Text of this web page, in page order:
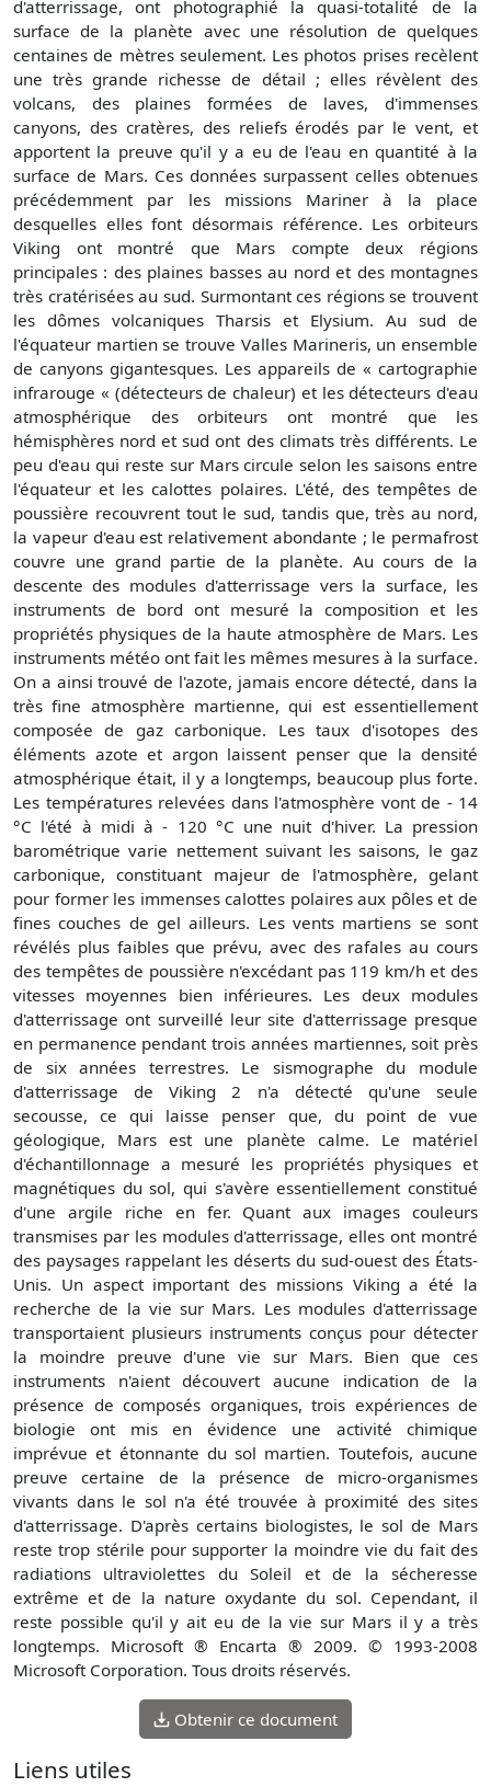
d'atterrissage, ont photographié la quasi-totalité de la
surface de la planète avec une résolution de quelques
centaines de mètres seulement. Les photos prises recèlent
une très grande richesse de détail ; elles révèlent des
volcans, des plaines formées de laves, d'immenses
canyons, des cratères, des reliefs érodés par le vent, et
apportent la preuve qu'il y a eu de l'eau en quantité à la
surface de Mars. Ces données surpassent celles obtenues
précédemment par les missions Mariner à la place
desquelles elles font désormais référence. Les orbiteurs
Viking ont montré que Mars compte deux régions
principales : des plaines basses au nord et des montagnes
très cratérisées au sud. Surmontant ces régions se trouvent
les dômes volcaniques Tharsis et Elysium. Au sud de
l'équateur martien se trouve Valles Marineris, un ensemble
de canyons gigantesques. Les appareils de « cartographie
infrarouge « (détecteurs de chaleur) et les détecteurs d'eau
atmosphérique des orbiteurs ont montré que les
hémisphères nord et sud ont des climats très différents. Le
peu d'eau qui reste sur Mars circule selon les saisons entre
l'équateur et les calottes polaires. L'été, des tempêtes de
poussière recouvrent tout le sud, tandis que, très au nord,
la vapeur d'eau est relativement abondante ; le permafrost
couvre une grand partie de la planète. Au cours de la
descente des modules d'atterrissage vers la surface, les
instruments de bord ont mesuré la composition et les
propriétés physiques de la haute atmosphère de Mars. Les
instruments météo ont fait les mêmes mesures à la surface.
On a ainsi trouvé de l'azote, jamais encore détecté, dans la
très fine atmosphère martienne, qui est essentiellement
composée de gaz carbonique. Les taux d'isotopes des
éléments azote et argon laissent penser que la densité
atmosphérique était, il y a longtemps, beaucoup plus forte.
Les températures relevées dans l'atmosphère vont de - 14
°C l'été à midi à - 120 °C une nuit d'hiver. La pression
barométrique varie nettement suivant les saisons, le gaz
carbonique, constituant majeur de l'atmosphère, gelant
pour former les immenses calottes polaires aux pôles et de
fines couches de gel ailleurs. Les vents martiens se sont
révélés plus faibles que prévu, avec des rafales au cours
des tempêtes de poussière n'excédant pas 119 km/h et des
vitesses moyennes bien inférieures. Les deux modules
d'atterrissage ont surveillé leur site d'atterrissage presque
en permanence pendant trois années martiennes, soit près
de six années terrestres. Le sismographe du module
d'atterrissage de Viking 2 n'a détecté qu'une seule
secousse, ce qui laisse penser que, du point de vue
géologique, Mars est une planète calme. Le matériel
d'échantillonnage a mesuré les propriétés physiques et
magnétiques du sol, qui s'avère essentiellement constitué
d'une argile riche en fer. Quant aux images couleurs
transmises par les modules d'atterrissage, elles ont montré
des paysages rappelant les déserts du sud-ouest des États-
Unis. Un aspect important des missions Viking a été la
recherche de la vie sur Mars. Les modules d'atterrissage
transportaient plusieurs instruments conçus pour détecter
la moindre preuve d'une vie sur Mars. Bien que ces
instruments n'aient découvert aucune indication de la
présence de composés organiques, trois expériences de
biologie ont mis en évidence une activité chimique
imprévue et étonnante du sol martien. Toutefois, aucune
preuve certaine de la présence de micro-organismes
vivants dans le sol n'a été trouvée à proximité des sites
d'atterrissage. D'après certains biologistes, le sol de Mars
reste trop stérile pour supporter la moindre vie du fait des
radiations ultraviolettes du Soleil et de la sécheresse
extrême et de la nature oxydante du sol. Cependant, il
reste possible qu'il y ait eu de la vie sur Mars il y a très
longtemps. Microsoft ® Encarta ® 2009. © 1993-2008
Microsoft Corporation. Tous droits réservés.
Obtenir ce document
Liens utiles